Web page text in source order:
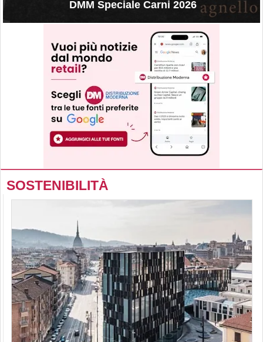
DMM Speciale Carni 2026
SOSTENIBILITÀ